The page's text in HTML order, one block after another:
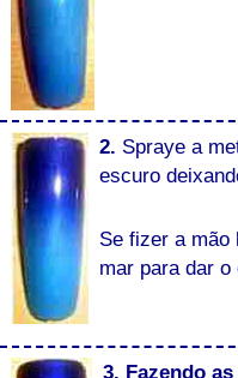
2. Spraye a
escuro
Se fizer a mão
mar para dar o
3. Fazendo